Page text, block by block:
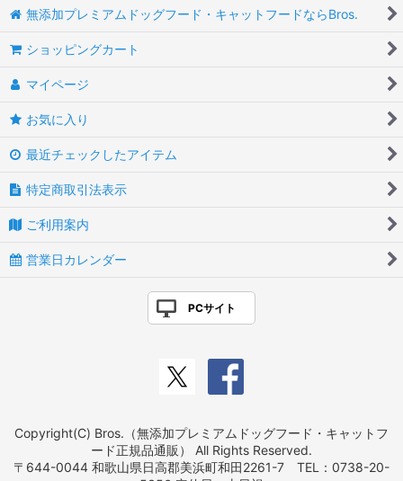
無添加プレミアムドッグフード・キャットフードならBros.
ショッピングカート
マイページ
お気に入り
最近チェックしたアイテム
特定商取引法表示
ご利用案内
営業日カレンダー
PCサイト
Copyright(C) Bros.（無添加プレミアムドッグフード・キャットフ
ード正規品通販） All Rights Reserved.
〒644-0044 和歌山県日高郡美浜町和田2261-7 TEL：0738-20-